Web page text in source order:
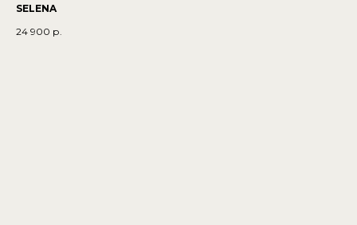
SELENA
24 900 р.